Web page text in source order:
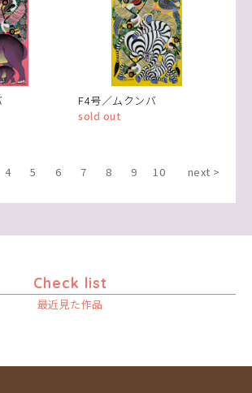
F4号／ムクンバ
sold out
4 5 6 7 8 9 10 next >
Check list
最近見た作品